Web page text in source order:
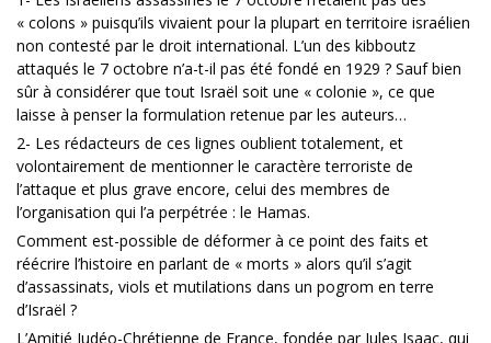
« colons » puisqu’ils vivaient pour la plupart en territoire israélien
non contesté par le droit international. L’un des kibboutz
attaqués le 7 octobre n’a-t-il pas été fondé en 1929 ? Sauf bien
sûr à considérer que tout Israël soit une « colonie », ce que
laisse à penser la formulation retenue par les auteurs…
2- Les rédacteurs de ces lignes oublient totalement, et
volontairement de mentionner le caractère terroriste de
l’attaque et plus grave encore, celui des membres de
l’organisation qui l’a perpétrée : le Hamas.
Comment est-possible de déformer à ce point des faits et
réécrire l’histoire en parlant de « morts » alors qu’il s’agit
d’assassinats, viols et mutilations dans un pogrom en terre
d’Israël ?
L’Amitié Judéo-Chrétienne de France, fondée par Jules Isaac, qui